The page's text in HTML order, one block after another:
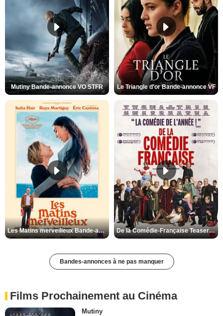
Mutiny Bande-annonce VO STFR Le Triangle d'or Bande-annonce VF
Les Matins merveilleux Bande-annonce VF De la Comédie-Française Teaser VF
Bandes-annonces à ne pas manquer
Films Prochainement au Cinéma
Mutiny